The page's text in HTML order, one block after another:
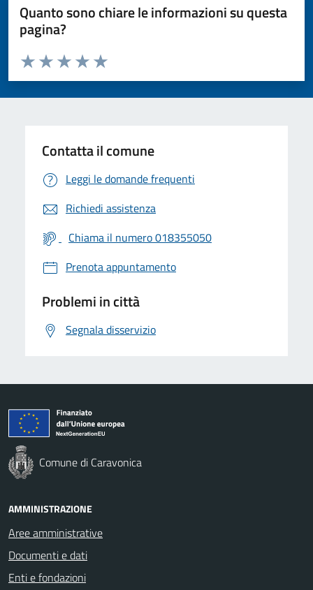
Quanto sono chiare le informazioni su questa
pagina?
Valuta da 1 a 5 stelle la pagina
Valuta 5 stelle su 5
Valuta 4 stelle su 5
Valuta 3 stelle su 5
Valuta 2 stelle su 5
Valuta 1 stelle su 5
Contatta il comune
Leggi le domande frequenti
Richiedi assistenza
Chiama il numero 018355050
Prenota appuntamento
Problemi in città
Segnala disservizio
Comune di Caravonica
AMMINISTRAZIONE
Aree amministrative
Documenti e dati
Enti e fondazioni